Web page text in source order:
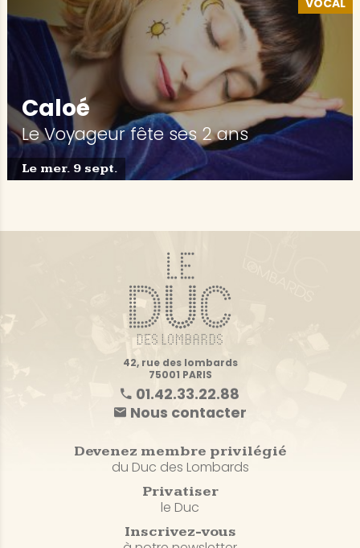
VOCAL
Caloé
Le Voyageur fête ses 2 ans
Le mer. 9 sept.
42, rue des lombards
75001 PARIS
01.42.33.22.88
Nous contacter
Devenez membre privilégié
du Duc des Lombards
Privatiser
le Duc
Inscrivez-vous